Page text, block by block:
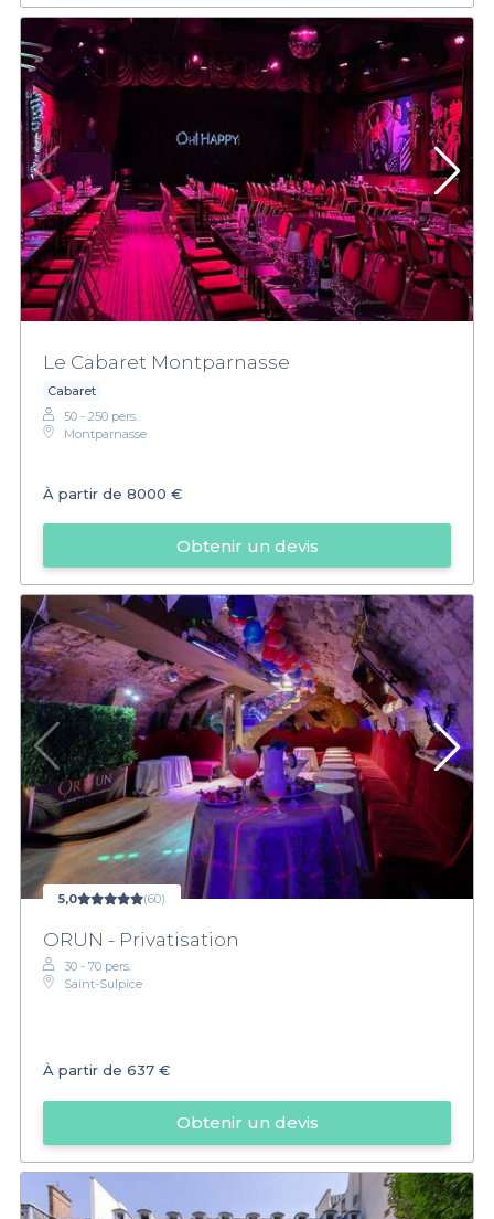
Le Cabaret Montparnasse
Cabaret
50 - 250 pers.
Montparnasse
À partir de 8000 €
Obtenir un devis
5,0 (60)
ORUN - Privatisation
30 - 70 pers.
Saint-Sulpice
À partir de 637 €
Obtenir un devis